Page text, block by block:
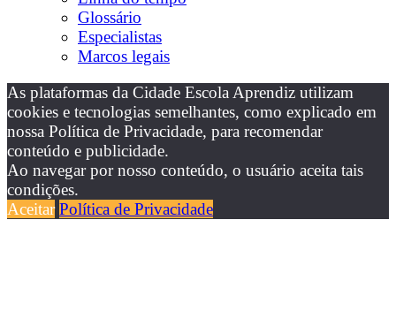
Glossário
Especialistas
Marcos legais
As plataformas da Cidade Escola Aprendiz utilizam
cookies e tecnologias semelhantes, como explicado em
nossa Política de Privacidade, para recomendar
conteúdo e publicidade.
Ao navegar por nosso conteúdo, o usuário aceita tais
condições.
Aceitar Política de Privacidade